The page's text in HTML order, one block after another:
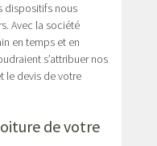
dispositifs nous
Avec la société
en temps et en
s’attribuer nos
le devis de votre
de votre